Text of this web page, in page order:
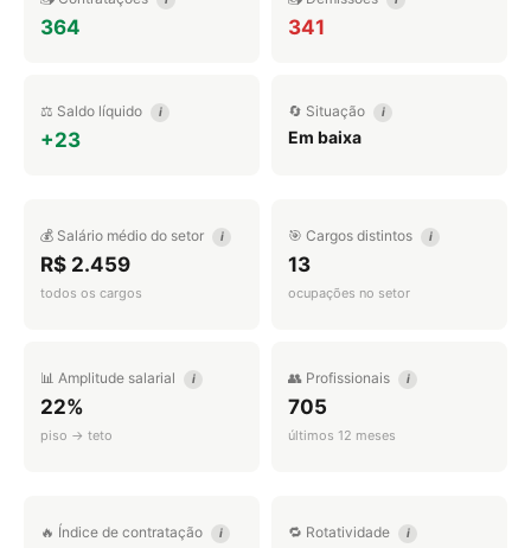
364 341
⚖️ Saldo líquido i
+23
🔄 Situação i
Em baixa
💰 Salário médio do setor i
R$ 2.459
todos os cargos
🎯 Cargos distintos i
13
ocupações no setor
📊 Amplitude salarial i
22%
piso → teto
👥 Profissionais i
705
últimos 12 meses
🔥 Índice de contratação i 🔁 Rotatividade i